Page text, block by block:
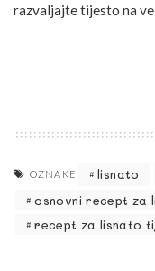
razvaljajte tijesto na
OZNAKE lisnato
osnovni recept za
recept za lisnato